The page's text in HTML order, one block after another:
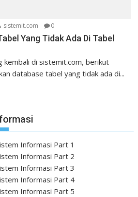
sistemit.com 0
Yang Tidak Ada Di Tabel
kembali di sistemit.com, berikut
database tabel yang tidak ada di...
Informasi Part 1
Informasi Part 2
Informasi Part 3
Informasi Part 4
Informasi Part 5